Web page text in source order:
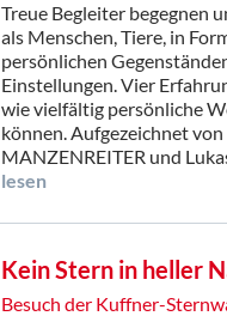
Treue Begleiter begegnen
als Menschen, Tiere, in
persönlichen
Einstellungen. Vier
wie vielfältig persönliche
können. Aufgezeichnet von
MANZENREITER und
lesen
Kein Stern in heller
Besuch der Kuffner-